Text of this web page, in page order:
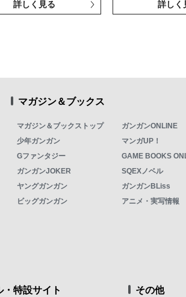
詳しく見る 詳しく
マガジン＆ブックス
マガジン＆ブックストップ
少年ガンガン
Gファンタジー
ガンガンJOKER
ヤングガンガン
ビッグガンガン
ガンガンONLINE
マンガUP！
GAME BOOKS
SQEXノベル
ガンガンBLiss
アニメ・実写情報
・特設サイト その他